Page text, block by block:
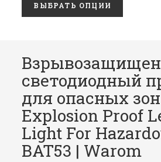
ВЫБРАТЬ ОПЦИИ
светодиодный
для опасных
Explosion Proof
Light For
BAT53 | Warom